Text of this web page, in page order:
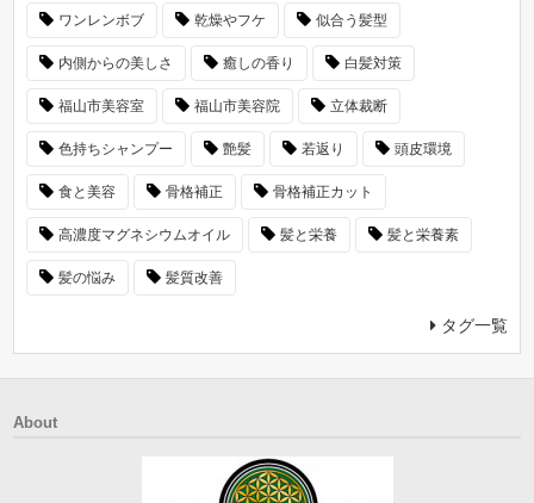
ワンレンボブ 乾燥やフケ 似合う髪型
内側からの美しさ 癒しの香り 白髪対策
福山市美容室 福山市美容院 立体裁断
色持ちシャンプー 艶髪 若返り 頭皮環境
食と美容 骨格補正 骨格補正カット
高濃度マグネシウムオイル 髪と栄養 髪と栄養素
髪の悩み 髪質改善
タグ一覧
About